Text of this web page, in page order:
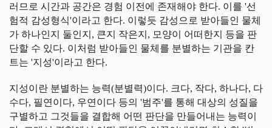
러므로 시간과 공간은 경험 이전에 존재해야 한다. 이를 '선
험적 감성형식'이라고 한다. 이렇듯 감성으로 받아들인 물체
가 하나인지 둘인지, 큰지 작은지, 모양이 어떠한지 등을 판
단할 수 있다. 이처럼 받아들인 물체를 분별하는 기관을 칸
트는 '지성'이라고 한다.
지성이란 분별하는 능력(분별력)이다. 크다, 작다, 하나다, 다
수다, 필연이다, 우연이다 등의 '범주'를 통해 대상의 성질을
구별하고 그것들을 결합해 어떤 판단을 만들어내는 능력이